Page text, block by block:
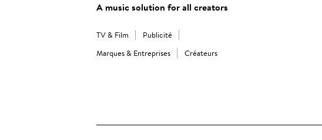
A music solution for all creators
TV & Film
Publicité
Marques & Entreprises
Créateurs